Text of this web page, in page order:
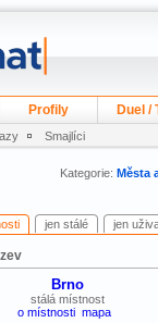
Profily Duel /
Smajlíci
Kategorie: Města
jen stálé jen
Brno
stálá místnost
o místnosti mapa